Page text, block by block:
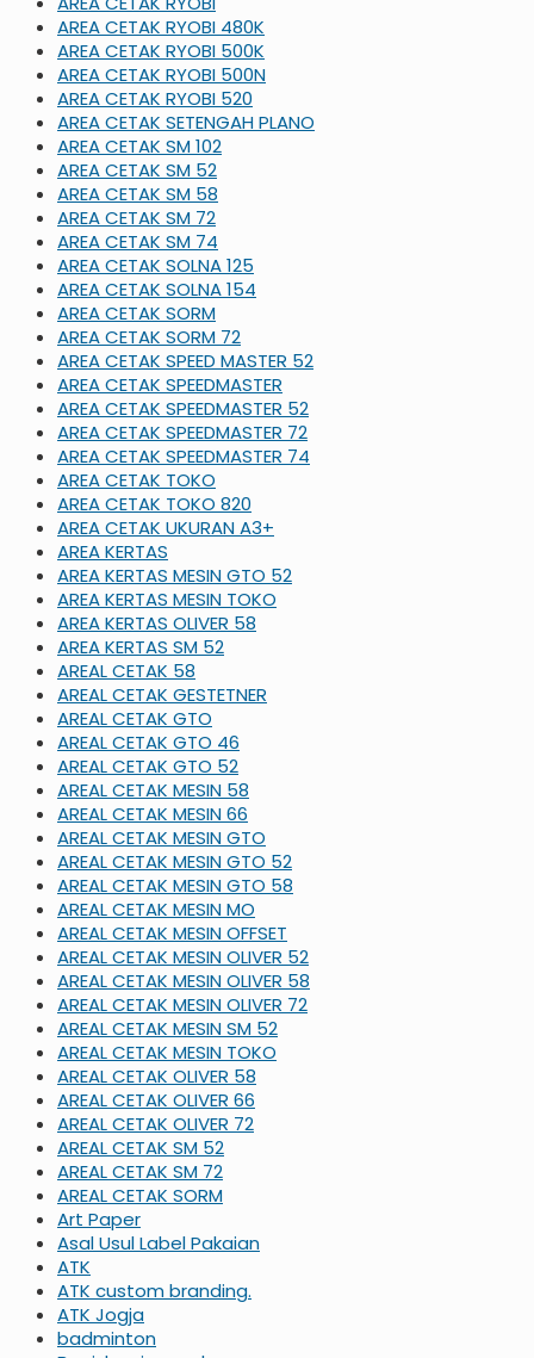
AREA CETAK RYOBI 480K
AREA CETAK RYOBI 500K
AREA CETAK RYOBI 500N
AREA CETAK RYOBI 520
AREA CETAK SETENGAH PLANO
AREA CETAK SM 102
AREA CETAK SM 52
AREA CETAK SM 58
AREA CETAK SM 72
AREA CETAK SM 74
AREA CETAK SOLNA 125
AREA CETAK SOLNA 154
AREA CETAK SORM
AREA CETAK SORM 72
AREA CETAK SPEED MASTER 52
AREA CETAK SPEEDMASTER
AREA CETAK SPEEDMASTER 52
AREA CETAK SPEEDMASTER 72
AREA CETAK SPEEDMASTER 74
AREA CETAK TOKO
AREA CETAK TOKO 820
AREA CETAK UKURAN A3+
AREA KERTAS
AREA KERTAS MESIN GTO 52
AREA KERTAS MESIN TOKO
AREA KERTAS OLIVER 58
AREA KERTAS SM 52
AREAL CETAK 58
AREAL CETAK GESTETNER
AREAL CETAK GTO
AREAL CETAK GTO 46
AREAL CETAK GTO 52
AREAL CETAK MESIN 58
AREAL CETAK MESIN 66
AREAL CETAK MESIN GTO
AREAL CETAK MESIN GTO 52
AREAL CETAK MESIN GTO 58
AREAL CETAK MESIN MO
AREAL CETAK MESIN OFFSET
AREAL CETAK MESIN OLIVER 52
AREAL CETAK MESIN OLIVER 58
AREAL CETAK MESIN OLIVER 72
AREAL CETAK MESIN SM 52
AREAL CETAK MESIN TOKO
AREAL CETAK OLIVER 58
AREAL CETAK OLIVER 66
AREAL CETAK OLIVER 72
AREAL CETAK SM 52
AREAL CETAK SM 72
AREAL CETAK SORM
Art Paper
Asal Usul Label Pakaian
ATK
ATK custom branding.
ATK Jogja
badminton